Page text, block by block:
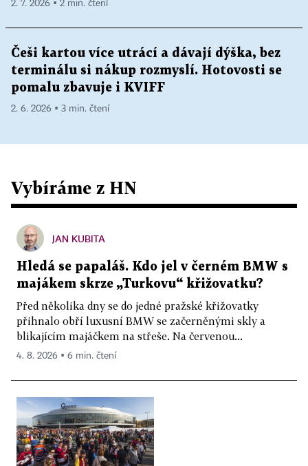
2. 7. 2026 ▪ 2 min. čtení
Češi kartou více utrácí a dávají dýška, bez
terminálu si nákup rozmyslí. Hotovosti se
pomalu zbavuje i KVIFF
2. 6. 2026 ▪ 3 min. čtení
Vybíráme z HN
JAN KUBITA
Hledá se papaláš. Kdo jel v černém BMW s
majákem skrze „Turkovu“ křižovatku?
Před několika dny se do jedné pražské křižovatky
přihnalo obří luxusní BMW se začerněnými skly a
blikajícím majáčkem na střeše. Na červenou...
4. 8. 2026 ▪ 6 min. čtení